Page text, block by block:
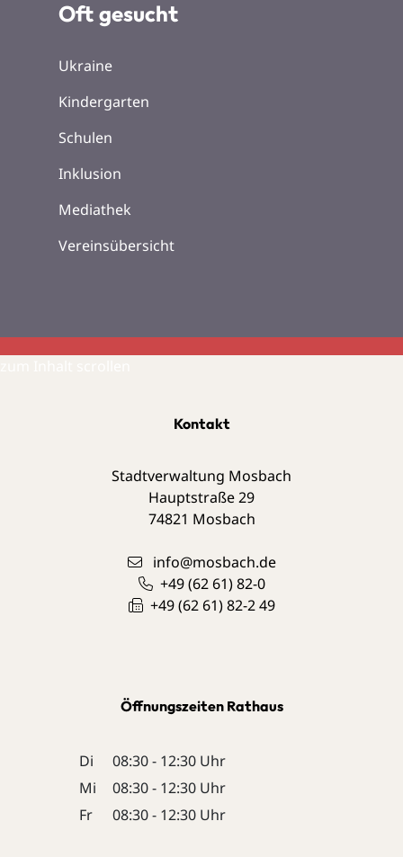
Oft gesucht
Ukraine
Kindergarten
Schulen
Inklusion
Mediathek
Vereinsübersicht
Kontakt
Stadtverwaltung Mosbach
Hauptstraße 29
74821 Mosbach
info@mosbach.de
+49 (62 61) 82-0
+49 (62 61) 82-2 49
Öffnungszeiten Rathaus
Di
08:30 - 12:30 Uhr
Mi
08:30 - 12:30 Uhr
Fr
08:30 - 12:30 Uhr